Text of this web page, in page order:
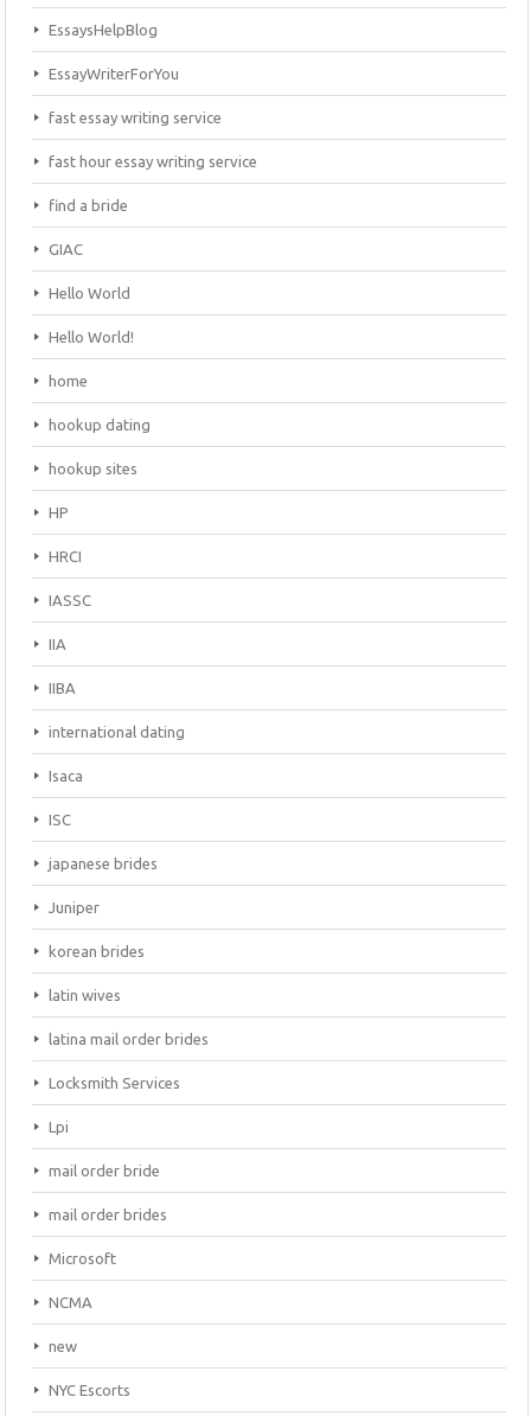
EssaysHelpBlog
EssayWriterForYou
fast essay writing service
fast hour essay writing service
find a bride
GIAC
Hello World
Hello World!
home
hookup dating
hookup sites
HP
HRCI
IASSC
IIA
IIBA
international dating
Isaca
ISC
japanese brides
Juniper
korean brides
latin wives
latina mail order brides
Locksmith Services
Lpi
mail order bride
mail order brides
Microsoft
NCMA
new
NYC Escorts